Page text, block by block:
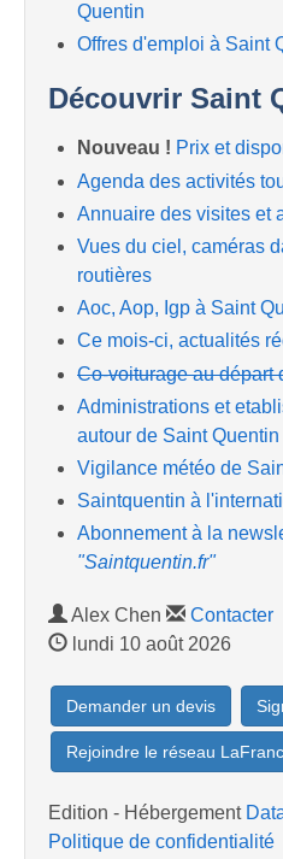
Quentin
Offres d'emploi à Saint
Découvrir Saint
Nouveau ! Prix et
Agenda des activités
Annuaire des visites et
Vues du ciel, caméras
routières
Aoc, Aop, Igp à Saint
Ce mois-ci, actualités
Co-voiturage au départ
Administrations et
autour de Saint Quentin
Vigilance météo de
Saintquentin à
Abonnement à la
"Saintquentin.fr"
Alex Chen
Contacter
lundi 10 août 2026
Demander un devis
Rejoindre le réseau
Edition - Hébergement
Politique de confidentialité